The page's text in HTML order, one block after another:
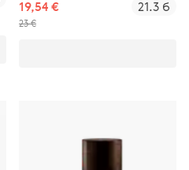
19,54 €
23 €
21.3 б